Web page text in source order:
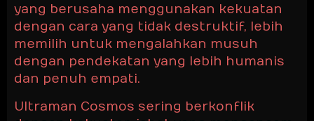
yang berusaha menggunakan kekuatan
dengan cara yang tidak destruktif, lebih
memilih untuk mengalahkan musuh
dengan pendekatan yang lebih humanis
dan penuh empati.
Ultraman Cosmos sering berkonflik